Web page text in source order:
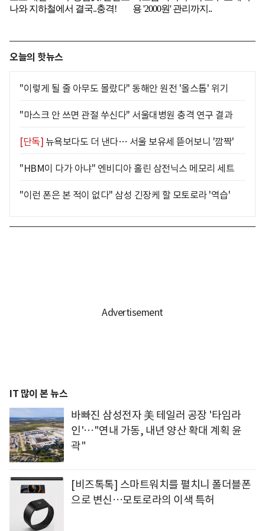
오늘의 핫뉴스
"이렇게 될 줄 아무도 몰랐다" 동해안 원전 '올스톱' 위기
"마스크 안 쓰면 관절 쑤신다" 서울대병원 충격 연구 결과
[단독] 뉴욕보다도 더 낸다… 서울 보유세 뜯어보니 '깜짝'
"HBM이 다가 아냐" 엔비디아 홀린 삼전닉스 메모리 세트
"이런 폰은 본 적이 없다" 삼성 긴장케 할 모토로라 '역습'
IT 많이 본 뉴스
바빠진 삼성전자 美 테일러 공장 '타임라
인'…"연내 가동, 내년 양산 확대 계획 윤
곽"
[비즈톡톡] 스마트워치를 펼치니 폴더블폰
으로 변신…모토로라의 이색 특허